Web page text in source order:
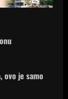
ovo je samo